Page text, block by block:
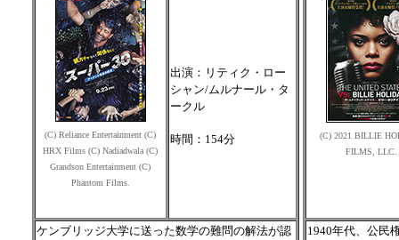
(C) Reliance Entertainment (C)
HRX Films (C) Nadiadwala (C)
Grandson Entertainment (C)
Phantom Films.
出演：リティク・ロー
シャン/ムルナール・タ
ークル
時間：154分
ケンブリッジ大学に送った数学の難問の解法が認
(C) 2021 BILLIE
FILMS, LLC.
1940年代、公民